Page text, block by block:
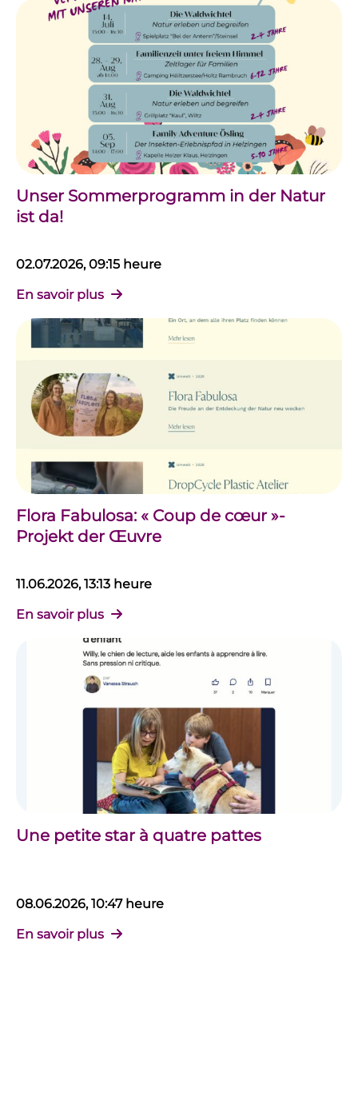
Unser Sommerprogramm in der Natur
ist da!
02.07.2026, 09:15 heure
En savoir plus
Flora Fabulosa: « Coup de cœur »-
Projekt der Œuvre
11.06.2026, 13:13 heure
En savoir plus
Une petite star à quatre pattes
08.06.2026, 10:47 heure
En savoir plus